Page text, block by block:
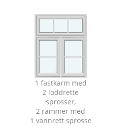
1 fastkarm med
2 loddrette
sprosser,
2 rammer med
1 vannrett sprosse